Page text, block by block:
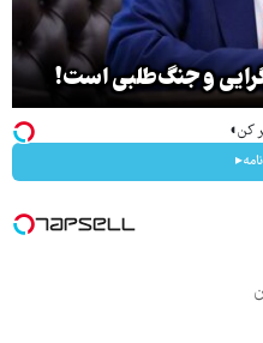
و جنگ‌طلبی است!
کن◖